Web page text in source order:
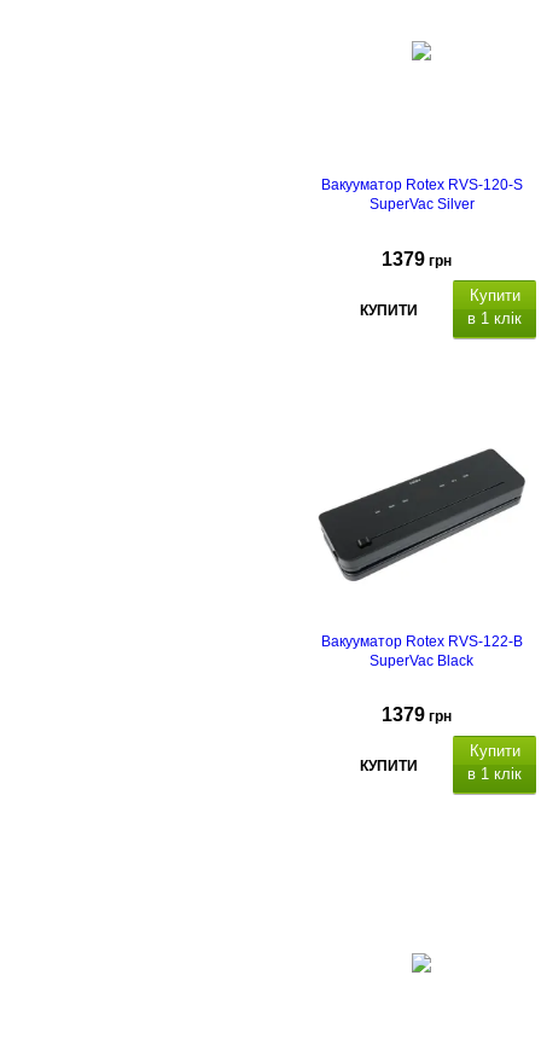
Вакууматор Rotex RVS-120-S
SuperVac Silver
1379 грн
КУПИТИ
Купити
в 1 клік
Вакууматор Rotex RVS-122-B
SuperVac Black
1379 грн
КУПИТИ
Купити
в 1 клік